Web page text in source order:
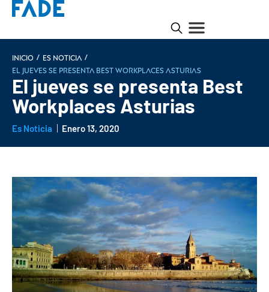
INICIO / Es noticia /
El jueves se presenta Best Workplaces Asturias
El jueves se presenta Best
Workplaces Asturias
Es Noticia Enero 13, 2020